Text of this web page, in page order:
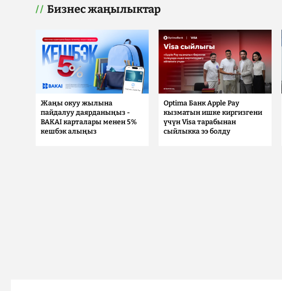
Бизнес жаңылыктар
Жаңы окуу жылына
пайдалуу даярданыңыз -
BAKAI карталары менен 5%
кешбэк алыңыз
Optima Банк Apple Pay
кызматын ишке киргизгени
үчүн Visa тарабынан
сыйлыкка ээ болду